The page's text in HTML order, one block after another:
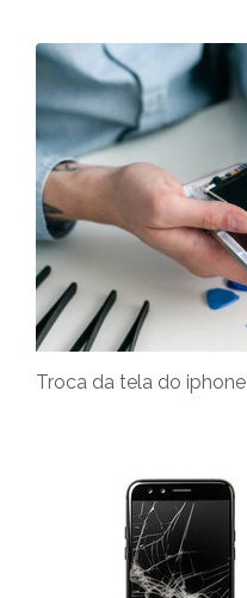
Troca da tela do iphone